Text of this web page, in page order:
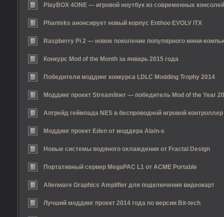
PlayBOX 4ONE — игровой ноутбук из современных консолей
Phanteks анонсирует новый корпус Enthoo EVOLV ITX
Raspberry Pi 2 — новое поколение популярного мини-
Конкурс Mod of the Month за январь 2015 года
Победители моддинг конкурса LDLC Modding Trophy 2014
Моддинг проект Streamliner — победитель Mod of the Year
Апгрейд геймпада NES в беспроводной игровой контроллер
Моддинг проект Eden от моддера Alain-s
Новые системы водяного охлаждения от Fractal Design
Портативный сервер MegaPAC L1 от ACME Portable
Alienware Graphics Amplifier для подключения видеокарт
Лучший моддинг проект 2014 года по версии Bit-tech